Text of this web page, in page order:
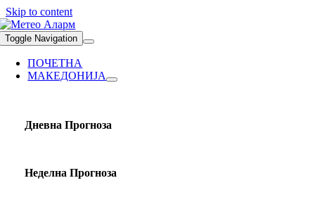
Skip to content
Toggle Navigation
ПОЧЕТНА
МАКЕДОНИЈА
Дневна Прогноза
Неделна Прогноза